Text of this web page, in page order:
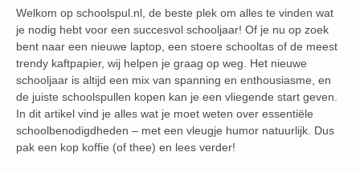
Welkom op schoolspul.nl, de beste plek om alles te vinden wat
je nodig hebt voor een succesvol schooljaar! Of je nu op zoek
bent naar een nieuwe laptop, een stoere schooltas of de meest
trendy kaftpapier, wij helpen je graag op weg. Het nieuwe
schooljaar is altijd een mix van spanning en enthousiasme, en
de juiste schoolspullen kopen kan je een vliegende start geven.
In dit artikel vind je alles wat je moet weten over essentiële
schoolbenodigdheden – met een vleugje humor natuurlijk. Dus
pak een kop koffie (of thee) en lees verder!